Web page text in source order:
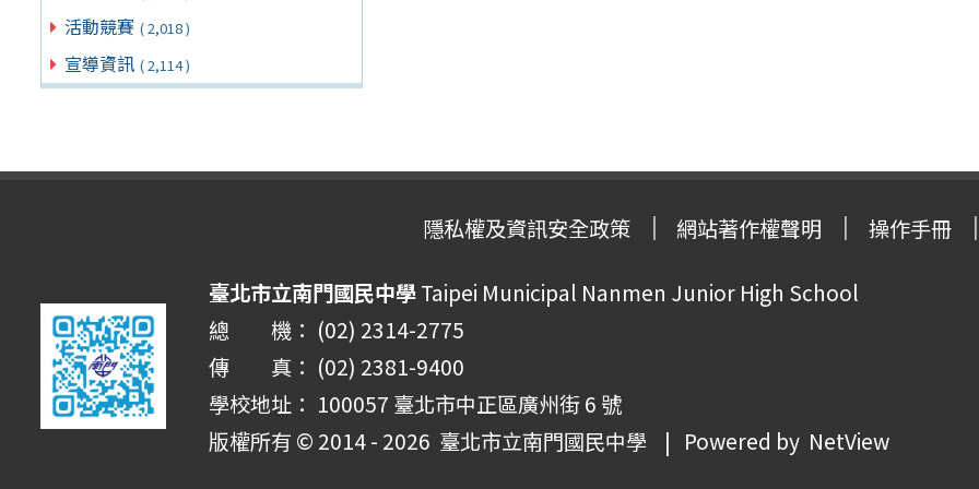
活動競賽 ( 2,018 )
宣導資訊 ( 2,114 )
隱私權及資訊安全政策 網站著作權聲明 操作手冊
臺北市立南門國民中學Taipei Municipal Nanmen Junior High School
總 機： (02) 2314-2775
傳 真： (02) 2381-9400
學校地址： 100057 臺北市中正區廣州街 6 號
版權所有 © 2014 - 2026 臺北市立南門國民中學 | Powered by NetView